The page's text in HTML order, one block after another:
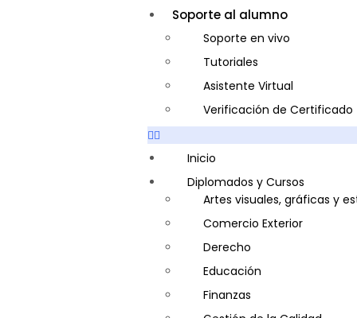
Guía de Turismo
Inglés Americano
Marketing y Publicidad
Medio Ambiente y Seguridad
Plataforma Bancaria y
Secretaria Corporativo
Telemarketing
Ventas de Productos y
Visitador Médico
Soporte al alumno
Soporte en vivo
Tutoriales
Asistente Virtual
Verificación de Certificado
Inicio
Diplomados y Cursos
Artes visuales, gráficas y
Comercio Exterior
Derecho
Educación
Finanzas